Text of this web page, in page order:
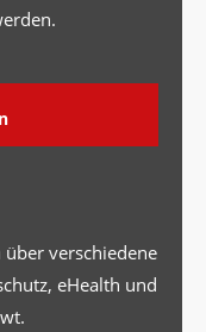
verschiedene
eHealth und